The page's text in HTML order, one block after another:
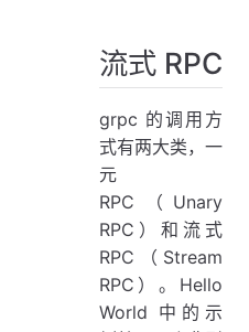
流式 RPC
grpc 的调用方
式有两大类，一
元
RPC（Unary
RPC）和流式
RPC（Stream
RPC）。Hello
World 中的示